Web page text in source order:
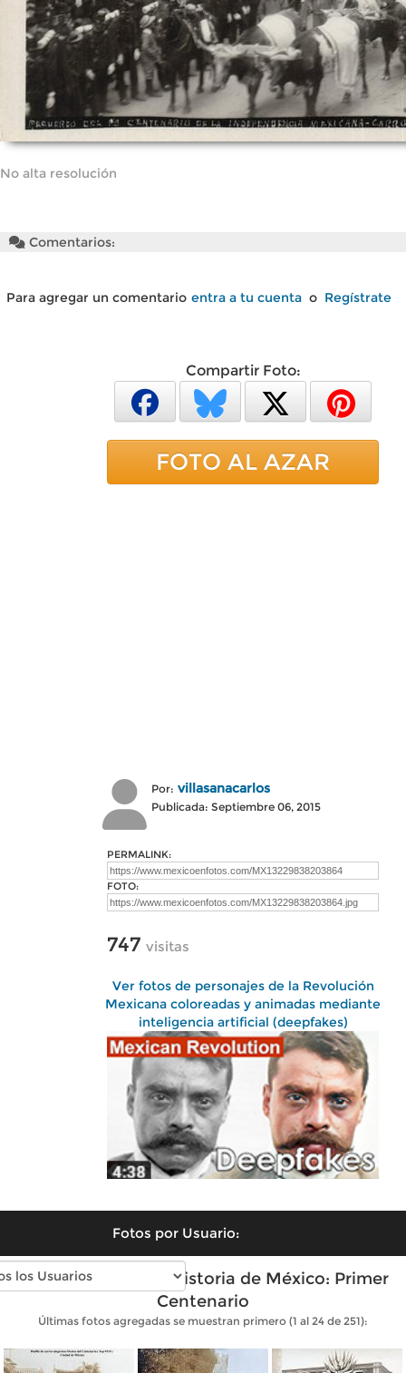
No alta resolución
Comentarios:
Para agregar un comentario entra a tu cuenta o Regístrate
Compartir Foto:
FOTO AL AZAR
Por: villasanacarlos
Publicada: Septiembre 06, 2015
PERMALINK:
FOTO:
747 visitas
Ver fotos de personajes de la Revolución
Mexicana coloreadas y animadas mediante
inteligencia artificial (deepfakes)
Fotos por Usuario:
Fotos antiguas de Historia de México: Primer
Centenario
Últimas fotos agregadas se muestran primero (1 al 24 de 251):